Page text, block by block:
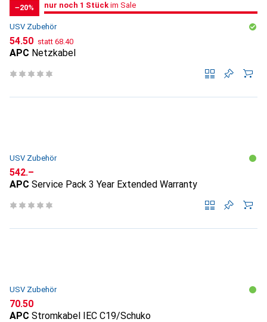
−20% noch 1 Stück im Sale
nur noch 1 Stück im Sale
USV Zubehör
CHF
54.50 statt CHF
68.40
APC Netzkabel
USV Zubehör
CHF
542.–
APC Service Pack 3 Year Extended Warranty
USV Zubehör
CHF
70.50
APC Stromkabel IEC C19/Schuko